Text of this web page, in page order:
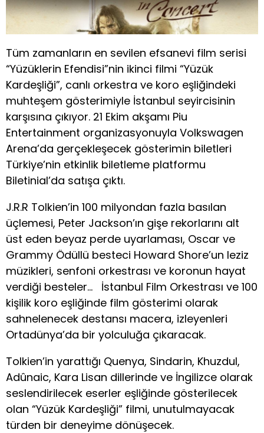
Tüm zamanların en sevilen efsanevi film serisi
“Yüzüklerin Efendisi”nin ikinci filmi “Yüzük
Kardeşliği”, canlı orkestra ve koro eşliğindeki
muhteşem gösterimiyle İstanbul seyircisinin
karşısına çıkıyor. 21 Ekim akşamı Piu
Entertainment organizasyonuyla Volkswagen
Arena’da gerçekleşecek gösterimin biletleri
Türkiye’nin etkinlik biletleme platformu
Biletinial’da satışa çıktı.
J.R.R Tolkien’in 100 milyondan fazla basılan
üçlemesi, Peter Jackson’ın gişe rekorlarını alt
üst eden beyaz perde uyarlaması, Oscar ve
Grammy Ödüllü besteci Howard Shore’un leziz
müzikleri, senfoni orkestrası ve koronun hayat
verdiği besteler… İstanbul Film Orkestrası ve 100
kişilik koro eşliğinde film gösterimi olarak
sahnelenecek destansı macera, izleyenleri
Ortadünya’da bir yolculuğa çıkaracak.
Tolkien’in yarattığı Quenya, Sindarin, Khuzdul,
Adûnaic, Kara Lisan dillerinde ve İngilizce olarak
seslendirilecek eserler eşliğinde gösterilecek
olan “Yüzük Kardeşliği” filmi, unutulmayacak
türden bir deneyime dönüşecek.